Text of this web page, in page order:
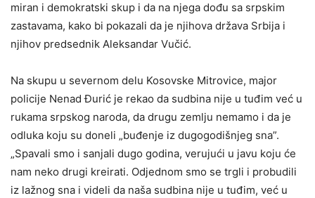
miran i demokratski skup i da na njega dođu sa srpskim
zastavama, kako bi pokazali da je njihova država Srbija i
njihov predsednik Aleksandar Vučić.
Na skupu u severnom delu Kosovske Mitrovice, major
policije Nenad Đurić je rekao da sudbina nije u tuđim već u
rukama srpskog naroda, da drugu zemlju nemamo i da je
odluka koju su doneli „buđenje iz dugogodišnjeg sna”.
„Spavali smo i sanjali dugo godina, verujući u javu koju će
nam neko drugi kreirati. Odjednom smo se trgli i probudili
iz lažnog sna i videli da naša sudbina nije u tuđim, već u